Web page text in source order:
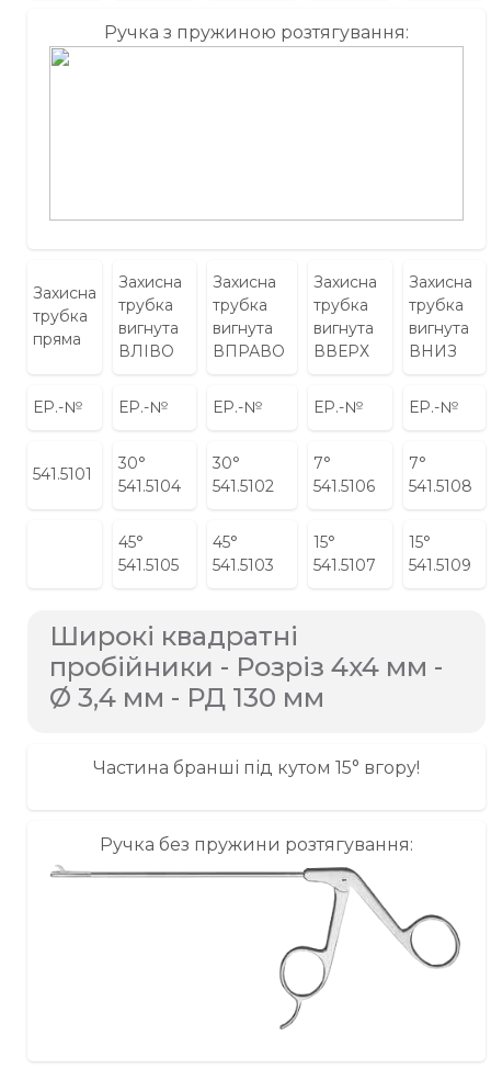
Ручка з пружиною розтягування:
Захисна
трубка
пряма
Захисна
трубка
вигнута
ВЛІВО
Захисна
трубка
вигнута
ВПРАВО
Захисна
трубка
вигнута
ВВЕРХ
Захисна
трубка
вигнута
ВНИЗ
ЕР.-№ ЕР.-№ ЕР.-№ ЕР.-№ ЕР.-№
541.5101
30°
541.5104
30°
541.5102
7°
541.5106
7°
541.5108
45°
541.5105
45°
541.5103
15°
541.5107
15°
541.5109
Широкі квадратні
пробійники - Розріз 4x4 мм -
Ø 3,4 мм - РД 130 мм
Частина бранші під кутом 15° вгору!
Ручка без пружини розтягування: